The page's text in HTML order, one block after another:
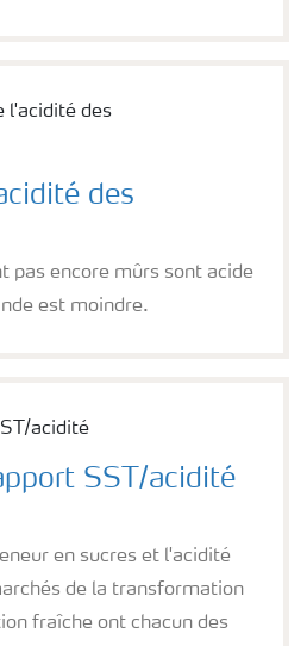
des
pas encore mûrs sont acide
est moindre.
SST/acidité
en sucres et l'acidité
de la transformation
fraîche ont chacun des